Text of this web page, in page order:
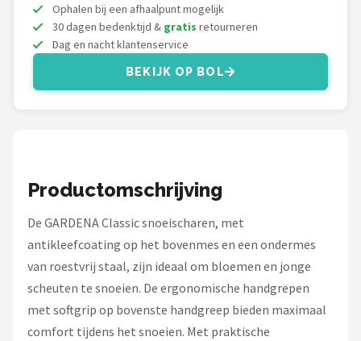
GARDENA
Talen Tools
Husqvarna
Makita
Synx Tools
Fiskars
Ophalen bij een afhaalpunt mogelijk
30 dagen bedenktijd & gratis retourneren
Dag en nacht klantenservice
BEKIJK OP BOL
Productomschrijving
De GARDENA Classic snoeischaren, met
antikleefcoating op het bovenmes en een ondermes
van roestvrij staal, zijn ideaal om bloemen en jonge
scheuten te snoeien. De ergonomische handgrepen
met softgrip op bovenste handgreep bieden maximaal
comfort tijdens het snoeien. Met praktische